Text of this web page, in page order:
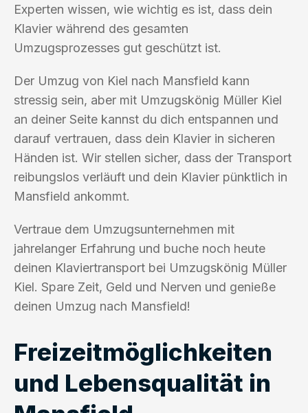
Experten wissen, wie wichtig es ist, dass dein
Klavier während des gesamten
Umzugsprozesses gut geschützt ist.
Der Umzug von Kiel nach Mansfield kann
stressig sein, aber mit Umzugskönig Müller Kiel
an deiner Seite kannst du dich entspannen und
darauf vertrauen, dass dein Klavier in sicheren
Händen ist. Wir stellen sicher, dass der Transport
reibungslos verläuft und dein Klavier pünktlich in
Mansfield ankommt.
Vertraue dem Umzugsunternehmen mit
jahrelanger Erfahrung und buche noch heute
deinen Klaviertransport bei Umzugskönig Müller
Kiel. Spare Zeit, Geld und Nerven und genieße
deinen Umzug nach Mansfield!
Freizeitmöglichkeiten
und Lebensqualität in